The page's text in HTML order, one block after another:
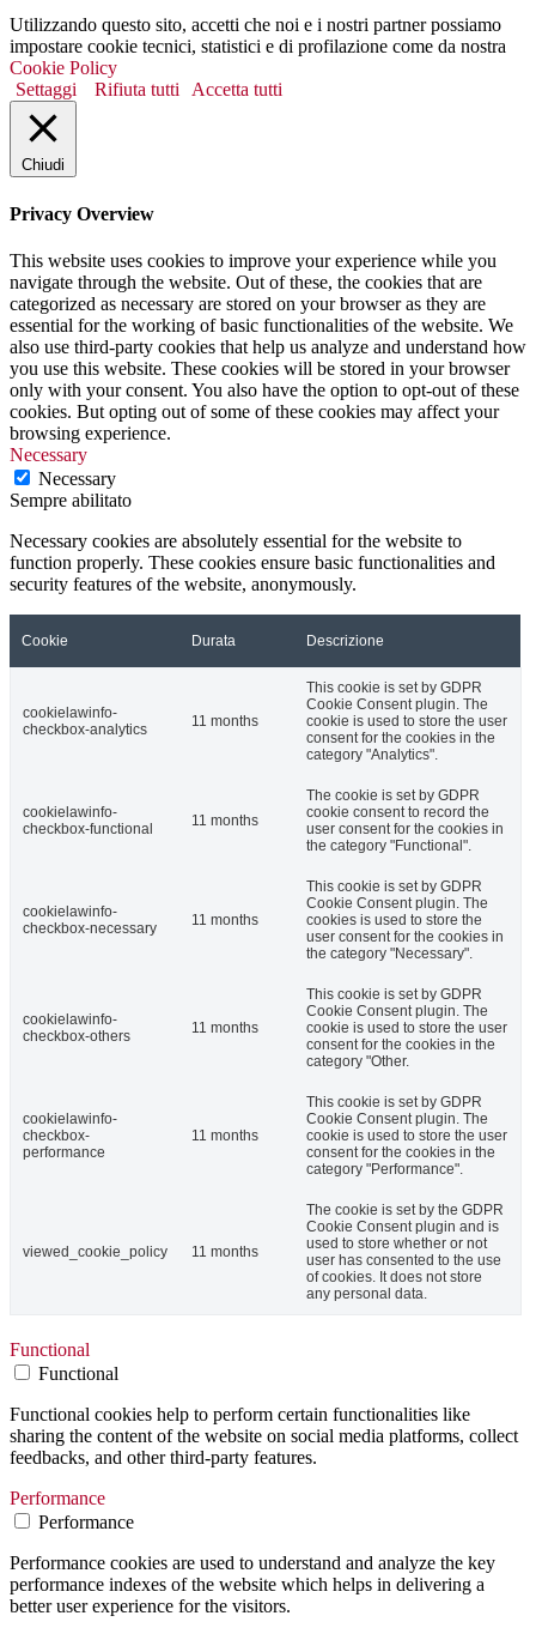
Utilizzando questo sito, accetti che noi e i nostri partner possiamo
impostare cookie tecnici, statistici e di profilazione come da nostra
Cookie Policy
Settaggi
Rifiuta tutti Accetta tutti
Chiudi
Privacy Overview
This website uses cookies to improve your experience while you
navigate through the website. Out of these, the cookies that are
categorized as necessary are stored on your browser as they are
essential for the working of basic functionalities of the website. We
also use third-party cookies that help us analyze and understand how
you use this website. These cookies will be stored in your browser
only with your consent. You also have the option to opt-out of these
cookies. But opting out of some of these cookies may affect your
browsing experience.
Necessary
Necessary
Sempre abilitato
Necessary cookies are absolutely essential for the website to
function properly. These cookies ensure basic functionalities and
security features of the website, anonymously.
Cookie Durata Descrizione
cookielawinfo-
checkbox-analytics
11 months
This cookie is set by GDPR
Cookie Consent plugin. The
cookie is used to store the user
consent for the cookies in the
category "Analytics".
cookielawinfo-
checkbox-functional
11 months
The cookie is set by GDPR
cookie consent to record the
user consent for the cookies in
the category "Functional".
cookielawinfo-
checkbox-necessary
11 months
This cookie is set by GDPR
Cookie Consent plugin. The
cookies is used to store the
user consent for the cookies in
the category "Necessary".
cookielawinfo-
checkbox-others
11 months
This cookie is set by GDPR
Cookie Consent plugin. The
cookie is used to store the user
consent for the cookies in the
category "Other.
cookielawinfo-
checkbox-
performance
11 months
This cookie is set by GDPR
Cookie Consent plugin. The
cookie is used to store the user
consent for the cookies in the
category "Performance".
viewed_cookie_policy 11 months
The cookie is set by the GDPR
Cookie Consent plugin and is
used to store whether or not
user has consented to the use
of cookies. It does not store
any personal data.
Functional
Functional
Functional cookies help to perform certain functionalities like
sharing the content of the website on social media platforms, collect
feedbacks, and other third-party features.
Performance
Performance
Performance cookies are used to understand and analyze the key
performance indexes of the website which helps in delivering a
better user experience for the visitors.